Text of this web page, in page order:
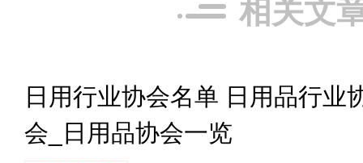
相关文
日用行业协会名单 日用品行业
会_日用品协会一览